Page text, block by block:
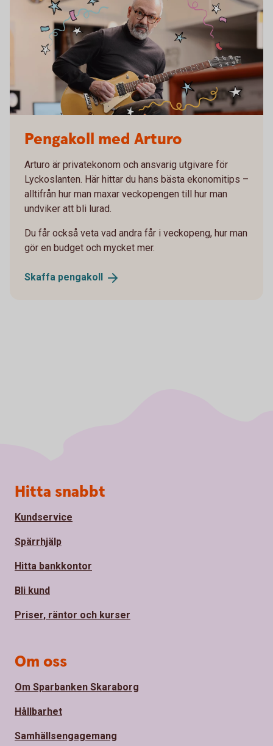
Pengakoll med Arturo
Arturo är privatekonom och ansvarig utgivare för
Lyckoslanten. Här hittar du hans bästa ekonomitips –
alltifrån hur man maxar veckopengen till hur man
undviker att bli lurad.
Du får också veta vad andra får i veckopeng, hur man
gör en budget och mycket mer.
Skaffa pengakoll
Sidfot
Hitta snabbt
Kundservice
Spärrhjälp
Hitta bankkontor
Bli kund
Priser, räntor och kurser
Om oss
Om Sparbanken Skaraborg
Hållbarhet
Samhällsengagemang